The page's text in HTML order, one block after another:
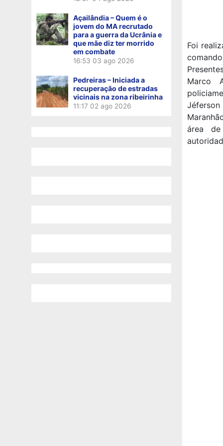
Açailândia – Quem é o
jovem do MA recrutado
para a guerra da Ucrânia e
que mãe diz ter morrido
em combate
16:53 03 ago 2026
Pedreiras – Iniciada a
recuperação de estradas
vicinais na zona ribeirinha
11:17 02 ago 2026
Foi
Marco
área